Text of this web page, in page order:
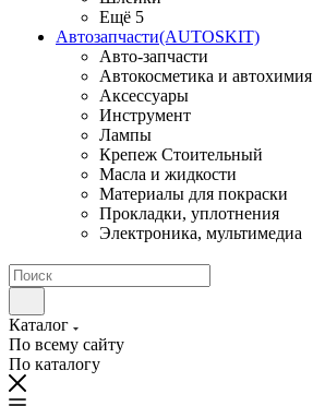
Ещё 5
Автозапчасти(AUTOSKIT)
Авто-запчасти
Автокосметика и автохимия
Аксессуары
Инструмент
Лампы
Крепеж Стоительный
Масла и жидкости
Материалы для покраски
Прокладки, уплотнения
Электроника, мультимедиа
Каталог
По всему сайту
По каталогу